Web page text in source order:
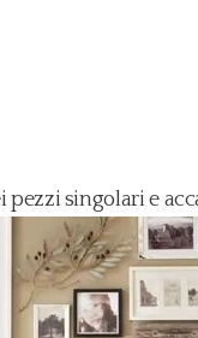
singolari e